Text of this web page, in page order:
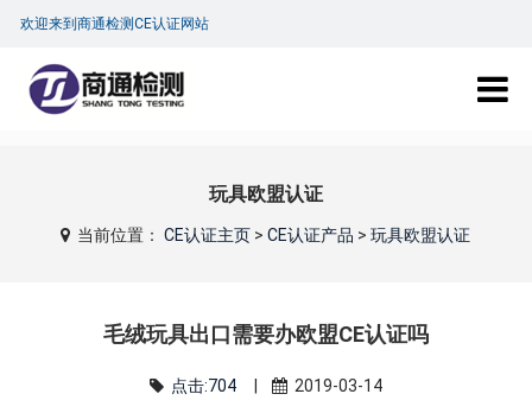
欢迎来到商通检测CE认证网站
玩具欧盟认证
当前位置：CE认证主页 >CE认证产品 >玩具欧盟认证
毛绒玩具出口需要办欧盟CE认证吗
点击:704| 2019-03-14